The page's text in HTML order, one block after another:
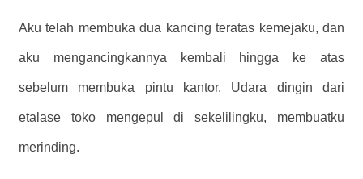
Aku telah membuka dua kancing teratas kemejaku, dan
aku mengancingkannya kembali hingga ke atas
sebelum membuka pintu kantor. Udara dingin dari
etalase toko mengepul di sekelilingku, membuatku
merinding.